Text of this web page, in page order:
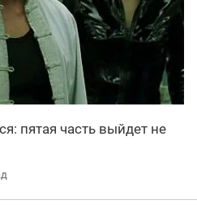
пятая часть выйдет не